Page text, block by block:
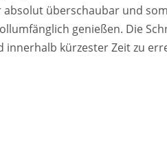
überschaubar und
genießen. Die
innerhalb kürzester Zeit zu